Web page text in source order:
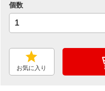
個数
お気に入り